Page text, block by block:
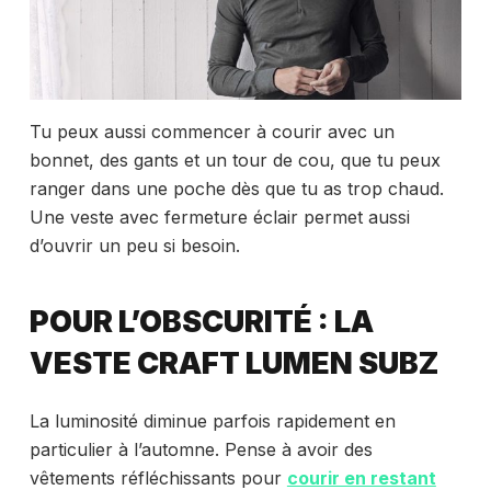
Tu peux aussi commencer à courir avec un
bonnet, des gants et un tour de cou, que tu peux
ranger dans une poche dès que tu as trop chaud.
Une veste avec fermeture éclair permet aussi
d’ouvrir un peu si besoin.
POUR L’OBSCURITÉ : LA
VESTE CRAFT LUMEN SUBZ
La luminosité diminue parfois rapidement en
particulier à l’automne. Pense à avoir des
vêtements réfléchissants pour courir en restant